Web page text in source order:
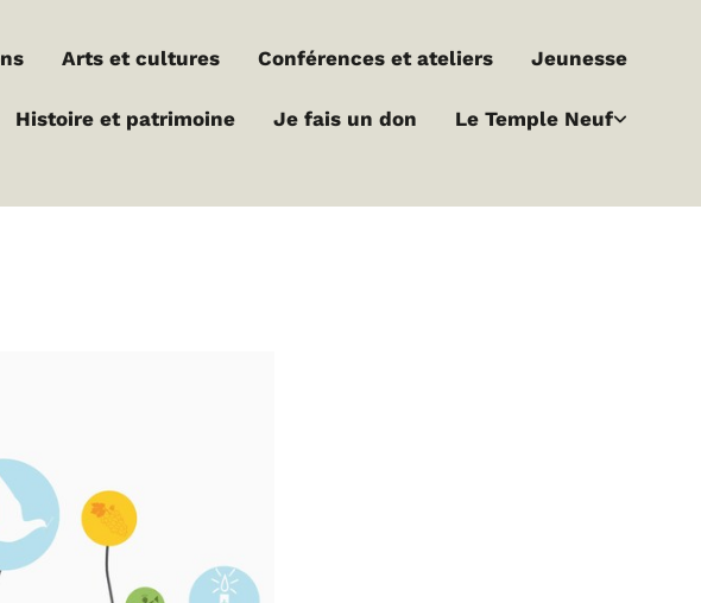
Arts et cultures Conférences et ateliers Jeunesse
Histoire et patrimoine Je fais un don Le Temple Neuf